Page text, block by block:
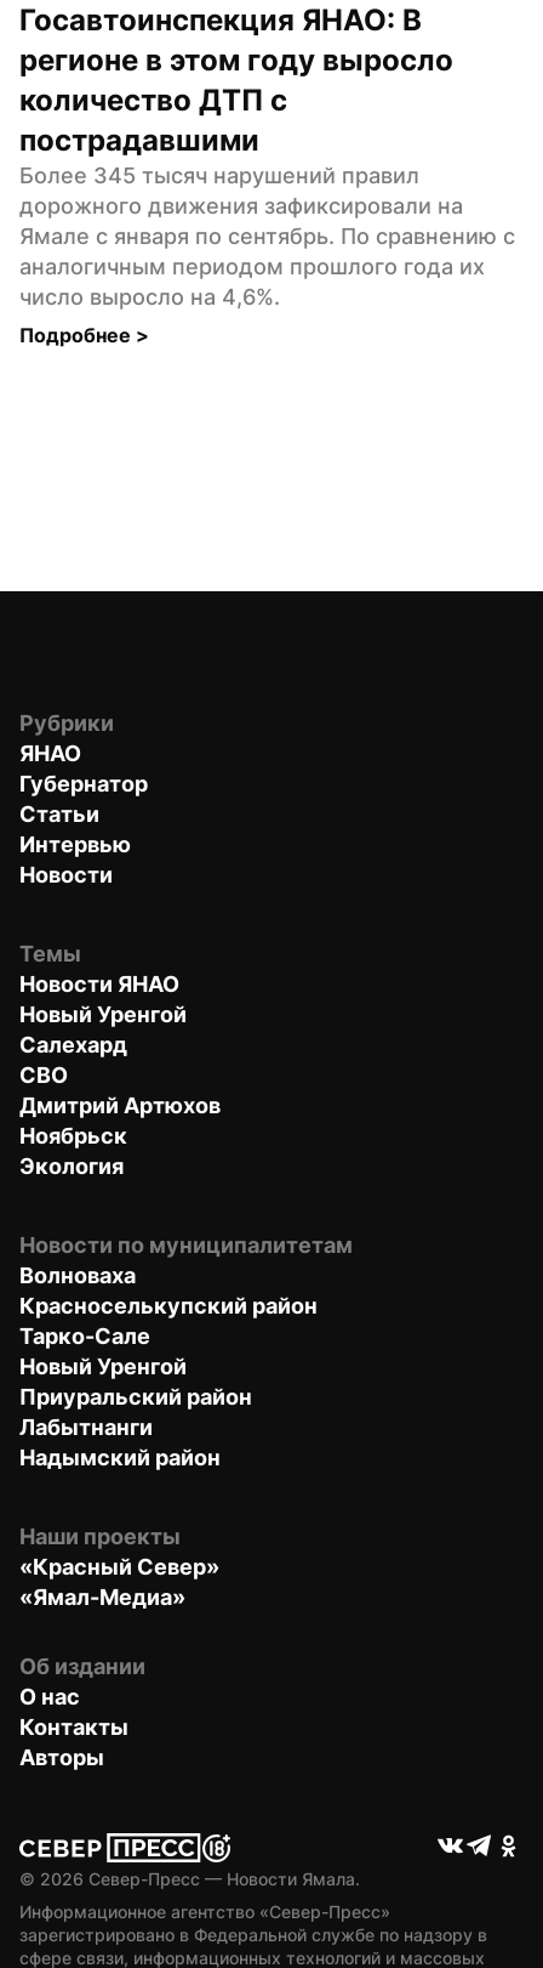
Госавтоинспекция ЯНАО: В
регионе в этом году выросло
количество ДТП с
пострадавшими
Более 345 тысяч нарушений правил
дорожного движения зафиксировали на
Ямале с января по сентябрь. По сравнению с
аналогичным периодом прошлого года их
число выросло на 4,6%.
Подробнее >
Рубрики
ЯНАО
Губернатор
Статьи
Интервью
Новости
Темы
Новости ЯНАО
Новый Уренгой
Салехард
СВО
Дмитрий Артюхов
Ноябрьск
Экология
Новости по муниципалитетам
Волноваха
Красноселькупский район
Тарко-Сале
Новый Уренгой
Приуральский район
Лабытнанги
Надымский район
Наши проекты
«Красный Север»
«Ямал-Медиа»
Об издании
О нас
Контакты
Авторы
© 2026 Север-Пресс — Новости Ямала.
Информационное агентство «Север-Пресс»
зарегистрировано в Федеральной службе по надзору в
сфере связи, информационных технологий и массовых